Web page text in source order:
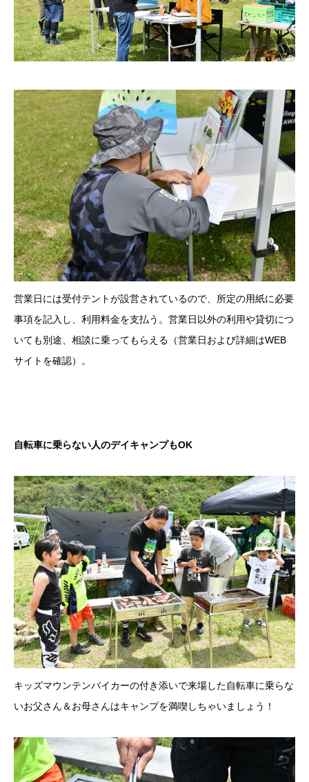
営業日には受付テントが設営されているので、所定の用紙に必要
事項を記入し、利用料金を支払う。営業日以外の利用や貸切につ
いても別途、相談に乗ってもらえる（営業日および詳細はWEB
サイトを確認）。
自転車に乗らない人のデイキャンプもOK
キッズマウンテンバイカーの付き添いで来場した自転車に乗らな
いお父さん＆お母さんはキャンプを満喫しちゃいましょう！